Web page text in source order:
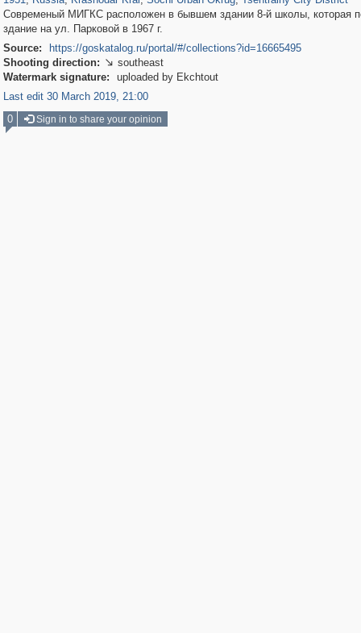
Современый МИГКС расположен в бывшем здании 8-й школы, которая
здание на ул. Парковой в 1967 г.
Source:
https://goskatalog.ru/portal/#/collections?id=16665495
Shooting direction:  southeast
Watermark signature:
uploaded by Ekchtout
Last edit 30 March 2019, 21:00
0
Sign in to share your opinion